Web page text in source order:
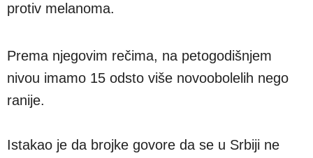
protiv melanoma.
Prema njegovim rečima, na petogodišnjem
nivou imamo 15 odsto više novoobolelih nego
ranije.
Istakao je da brojke govore da se u Srbiji ne